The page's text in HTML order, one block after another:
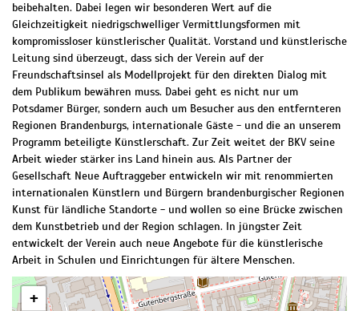
beibehalten. Dabei legen wir besonderen Wert auf die
Gleichzeitigkeit niedrigschwelliger Vermittlungsformen mit
kompromissloser künstlerischer Qualität. Vorstand und künstlerische
Leitung sind überzeugt, dass sich der Verein auf der
Freundschaftsinsel als Modellprojekt für den direkten Dialog mit
dem Publikum bewähren muss. Dabei geht es nicht nur um
Potsdamer Bürger, sondern auch um Besucher aus den entfernteren
Regionen Brandenburgs, internationale Gäste - und die an unserem
Programm beteiligte Künstlerschaft. Zur Zeit weitet der BKV seine
Arbeit wieder stärker ins Land hinein aus. Als Partner der
Gesellschaft Neue Auftraggeber entwickeln wir mit renommierten
internationalen Künstlern und Bürgern brandenburgischer Regionen
Kunst für ländliche Standorte - und wollen so eine Brücke zwischen
dem Kunstbetrieb und der Region schlagen. In jüngster Zeit
entwickelt der Verein auch neue Angebote für die künstlerische
Arbeit in Schulen und Einrichtungen für ältere Menschen.
+